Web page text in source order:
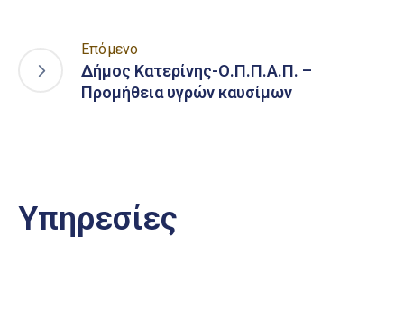
Επόμενο
Δήμος Κατερίνης-Ο.Π.Π.Α.Π. –
Προμήθεια υγρών καυσίμων
Υπηρεσίες